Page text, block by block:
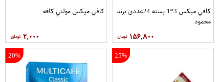
کافي ميکس 3*1 بسته 24عددی برند
محمود
۱۵۶,۸۰۰
کافي ميکس مولتي کافه
۲,۰۰۰
25%
20%